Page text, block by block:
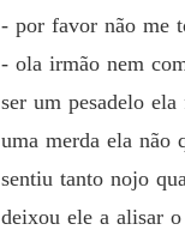
- por favor não me
- ola irmão nem
ser um pesadelo
uma merda ela não
sentiu tanto nojo
deixou ele a alisar